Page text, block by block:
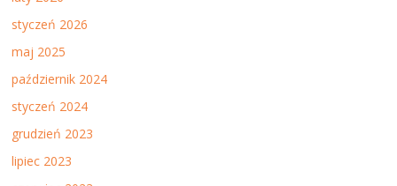
styczeń 2026
maj 2025
październik 2024
styczeń 2024
grudzień 2023
lipiec 2023